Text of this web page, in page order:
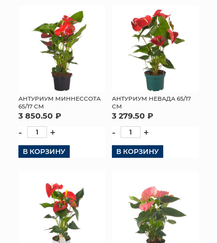
АНТУРИУМ МИННЕССОТА
65/17 СМ
3 850.50 ₽
- +
В КОРЗИНУ
АНТУРИУМ НЕВАДА 65/17
СМ
3 279.50 ₽
- +
В КОРЗИНУ